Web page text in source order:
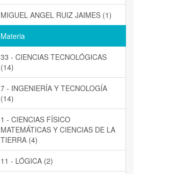
MIGUEL ANGEL RUIZ JAIMES (1)
Materia
33 - CIENCIAS TECNOLÓGICAS
(14)
7 - INGENIERÍA Y TECNOLOGÍA
(14)
1 - CIENCIAS FÍSICO
MATEMÁTICAS Y CIENCIAS DE LA
TIERRA (4)
11 - LÓGICA (2)